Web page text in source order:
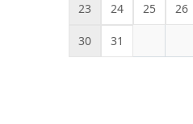
23 24 25 26
30 31